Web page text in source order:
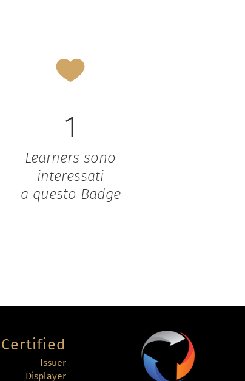
1
Learners sono
interessati
a questo Badge
Certified
Issuer
Displayer